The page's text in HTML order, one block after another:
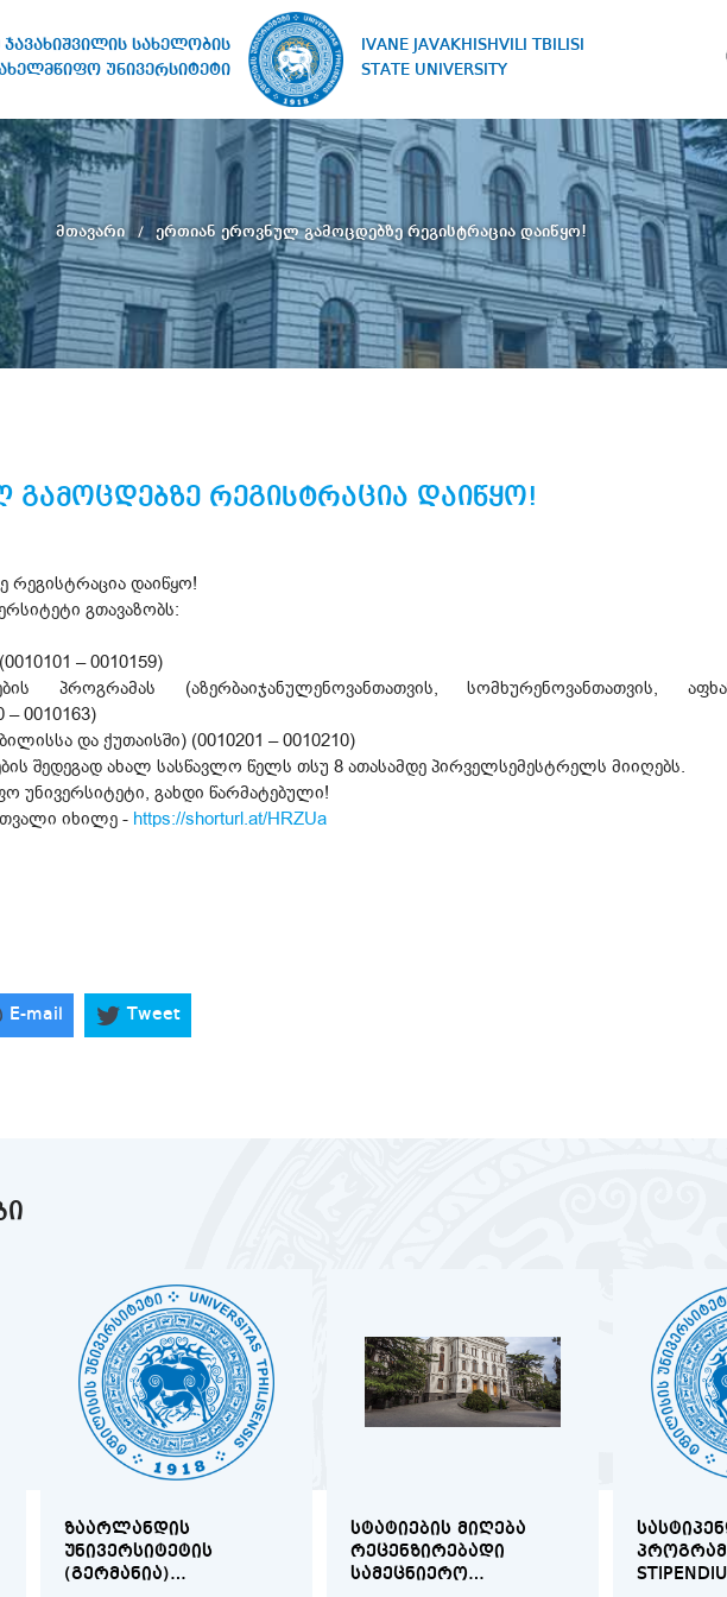
ჯავახიშვილის სახელობის
უნივერსიტეტი
IVANE JAVAKHISHVILI TBILISI
STATE UNIVERSITY
მთავარი ერთიან ეროვნულ გამოცდებზე რეგისტრაცია დაიწყო!
გამოცდებზე რეგისტრაცია დაიწყო!
რეგისტრაცია დაიწყო!
გთავაზობს:
– 0010159)
პროგრამას (აზერბაიჯანულენოვანთათვის, სომხურენოვანთათვის,
0010163)
და ქუთაისში) (0010201 – 0010210)
შედეგად ახალ სასწავლო წელს თსუ 8 ათასამდე პირველსემესტრელს მიიღებს.
უნივერსიტეტი, გახდი წარმატებული!
იხილე - https://shorturl.at/HRZUa
E-mail Tweet
ᲖᲐᲐᲠᲚᲐᲜᲓᲘᲡ
ᲣᲜᲘᲕᲔᲠᲡᲘᲢᲔᲢᲘᲡ
(ᲒᲔᲠᲛᲐᲜᲘᲐ)
ᲡᲢᲐᲢᲘᲔᲑᲘᲡ ᲛᲘᲦᲔᲑᲐ
ᲠᲔᲪᲔᲜᲖᲘᲠᲔᲑᲐᲓᲘ
ᲡᲐᲛᲔᲪᲜᲘᲔᲠᲝ